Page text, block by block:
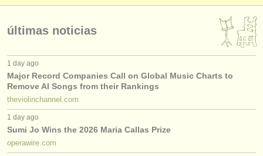
últimas noticias
1 day ago
Major Record Companies Call on Global Music Charts to
Remove AI Songs from their Rankings
theviolinchannel.com
1 day ago
Sumi Jo Wins the 2026 Maria Callas Prize
operawire.com